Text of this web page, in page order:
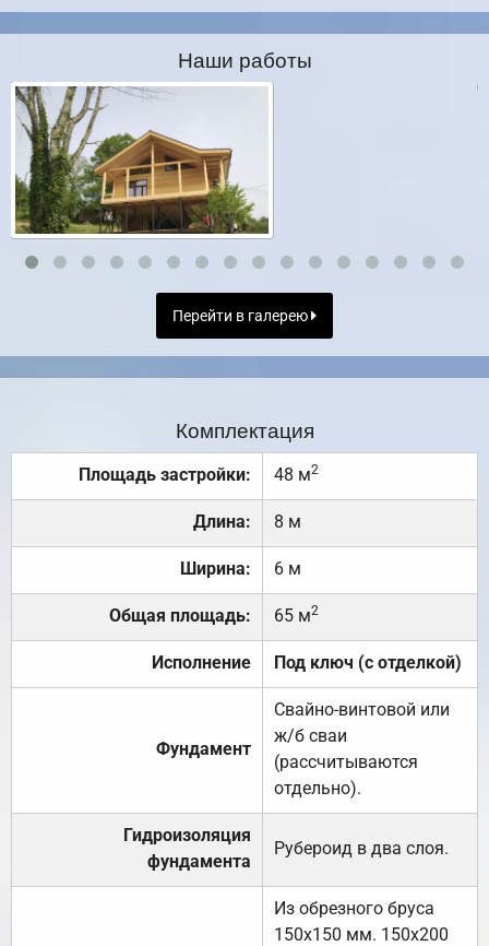
Наши работы
Перейти в галерею
Комплектация
Площадь застройки: 48 м2
Длина: 8 м
Ширина: 6 м
Общая площадь: 65 м2
Исполнение Под ключ (с отделкой)
Фундамент
Свайно-винтовой или
ж/б сваи
(рассчитываются
отдельно).
Гидроизоляция
фундамента
Рубероид в два слоя.
Из обрезного бруса
150х150 мм. 150х200